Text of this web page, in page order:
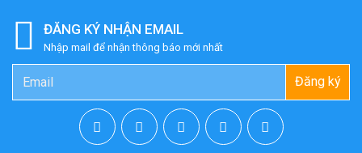
ĐĂNG KÝ NHẬN EMAIL
Nhập mail để nhận thông báo mới nhất
Đăng ký